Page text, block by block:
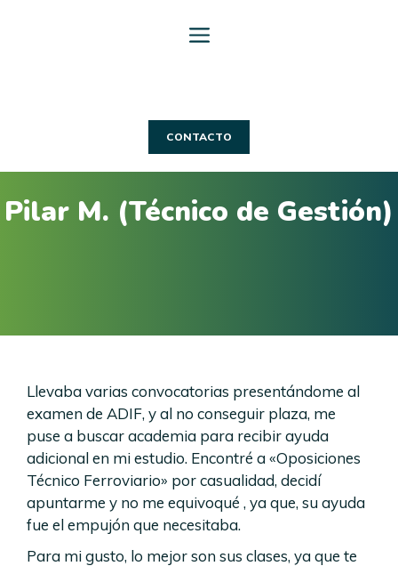
CONTACTO
Pilar M. (Técnico de Gestión)
Llevaba varias convocatorias presentándome al
examen de ADIF, y al no conseguir plaza, me
puse a buscar academia para recibir ayuda
adicional en mi estudio. Encontré a «Oposiciones
Técnico Ferroviario» por casualidad, decidí
apuntarme y no me equivoqué , ya que, su ayuda
fue el empujón que necesitaba.
Para mi gusto, lo mejor son sus clases, ya que te